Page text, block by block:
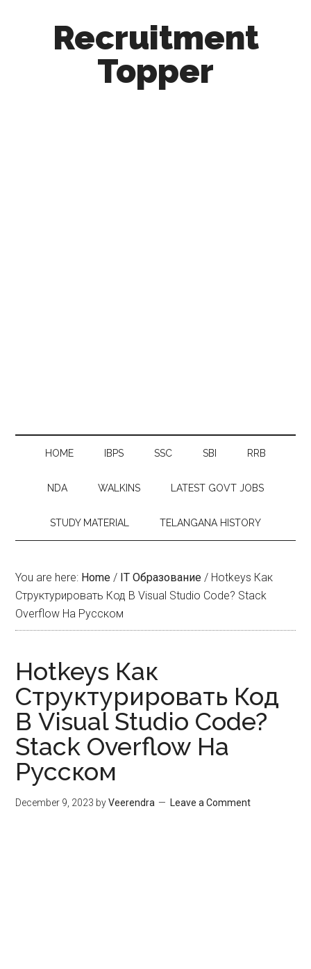
Recruitment
Topper
HOME IBPS SSC SBI RRB
NDA WALKINS LATEST GOVT JOBS
STUDY MATERIAL TELANGANA HISTORY
You are here: Home / IT Образование / Hotkeys Как
Структурировать Код В Visual Studio Code? Stack
Overflow На Русском
Hotkeys Как
Структурировать Код
В Visual Studio Code?
Stack Overflow На
Русском
December 9, 2023 byVeerendra Leave a Comment